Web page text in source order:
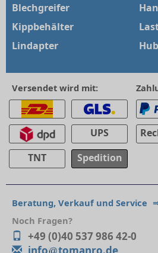
Blechgreifer
Kippbehälter
Lindapter
Versendet wird mit:
UPS
TNT
Spedition
Beratung, Verkauf und Service
Noch Fragen?
+49 (0)40 537 986 42-0